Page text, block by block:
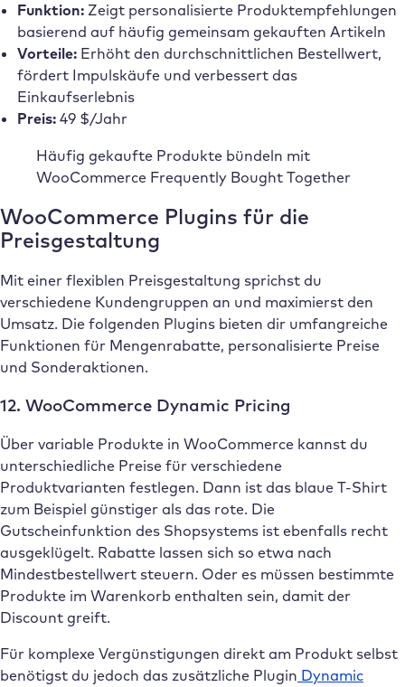
Funktion:Zeigt personalisierte Produktempfehlungen
basierend auf häufig gemeinsam gekauften Artikeln
Vorteile: Erhöht den durchschnittlichen Bestellwert,
fördert Impulskäufe und verbessert das
Einkaufserlebnis
Preis: 49 $/Jahr
Häufig gekaufte Produkte bündeln mit
WooCommerce Frequently Bought Together
WooCommerce Plugins für die
Preisgestaltung
Mit einer flexiblen Preisgestaltung sprichst du
verschiedene Kundengruppen an und maximierst den
Umsatz. Die folgenden Plugins bieten dir umfangreiche
Funktionen für Mengenrabatte, personalisierte Preise
und Sonderaktionen.
12. WooCommerce Dynamic Pricing
Über variable Produkte in WooCommerce kannst du
unterschiedliche Preise für verschiedene
Produktvarianten festlegen. Dann ist das blaue T-Shirt
zum Beispiel günstiger als das rote. Die
Gutscheinfunktion des Shopsystems ist ebenfalls recht
ausgeklügelt. Rabatte lassen sich so etwa nach
Mindestbestellwert steuern. Oder es müssen bestimmte
Produkte im Warenkorb enthalten sein, damit der
Discount greift.
Für komplexe Vergünstigungen direkt am Produkt selbst
benötigst du jedoch das zusätzliche Plugin Dynamic